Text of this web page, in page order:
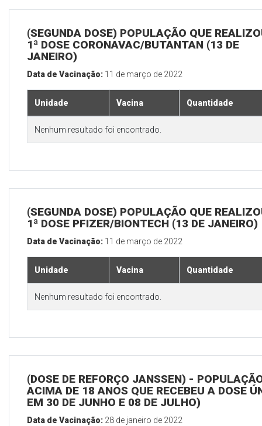
(SEGUNDA DOSE) POPULAÇÃO QUE
1ª DOSE CORONAVAC/BUTANTAN (13 DE
JANEIRO)
Data de Vacinação: 11 de março de 2022
Unidade Vacina Quantidade
Nenhum resultado foi encontrado.
(SEGUNDA DOSE) POPULAÇÃO QUE
1ª DOSE PFIZER/BIONTECH (13 DE JANEIRO)
Data de Vacinação: 11 de março de 2022
Unidade Vacina Quantidade
Nenhum resultado foi encontrado.
(DOSE DE REFORÇO JANSSEN) -
ACIMA DE 18 ANOS QUE RECEBEU A DOSE
EM 30 DE JUNHO E 08 DE JULHO)
Data de Vacinação: 28 de janeiro de 2022